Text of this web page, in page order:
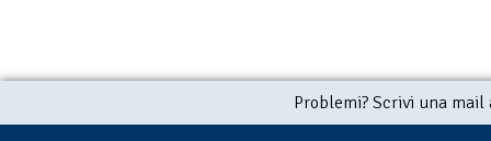
Problemi? Scrivi una